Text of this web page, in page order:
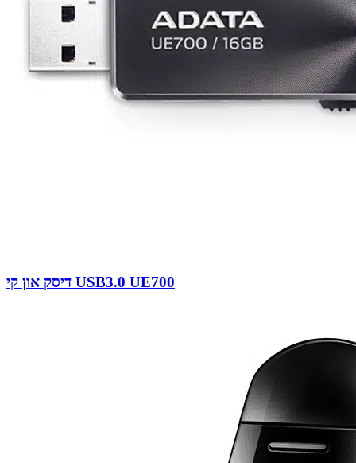
דיסק און קי USB3.0 UE700